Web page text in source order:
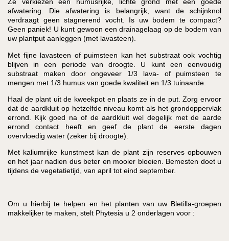
Ze verkiezen een humusrijke, lichte grond met een goede
afwatering. Die afwatering is belangrijk, want de schijnknol
verdraagt geen stagnerend vocht. Is uw bodem te compact?
Geen paniek! U kunt gewoon een drainagelaag op de bodem van
uw plantput aanleggen (met lavasteen).
Met fijne lavasteen of puimsteen kan het substraat ook vochtig
blijven in een periode van droogte. U kunt een eenvoudig
substraat maken door ongeveer 1/3 lava- of puimsteen te
mengen met 1/3 humus van goede kwaliteit en 1/3 tuinaarde.
Haal de plant uit de kweekpot en plaats ze in de put. Zorg ervoor
dat de aardkluit op hetzelfde niveau komt als het grondoppervlak
errond. Kijk goed na of de aardkluit wel degelijk met de aarde
errond contact heeft en geef de plant de eerste dagen
overvloedig water (zeker bij droogte).
Met kaliumrijke kunstmest kan de plant zijn reserves opbouwen
en het jaar nadien dus beter en mooier bloeien. Bemesten doet u
tijdens de vegetatietijd, van april tot eind september.
Om u hierbij te helpen en het planten van uw Bletilla-groepen
makkelijker te maken, stelt Phytesia u 2 onderlagen voor :